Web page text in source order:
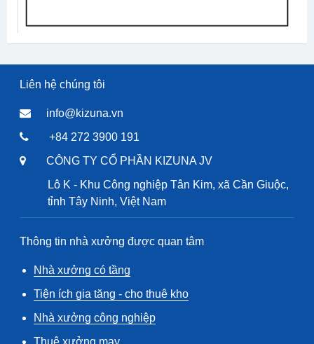
Liên hệ chúng tôi
info@kizuna.vn
+84 272 3900 191
CÔNG TY CỔ PHẦN KIZUNA JV
Lô K - Khu Công nghiệp Tân Kim, xã Cần Giuộc,
tỉnh Tây Ninh, Việt Nam
Thông tin nhà xưởng được quan tâm
Nhà xưởng có tầng
Tiện ích gia tăng - cho thuê kho
Nhà xưởng công nghiệp